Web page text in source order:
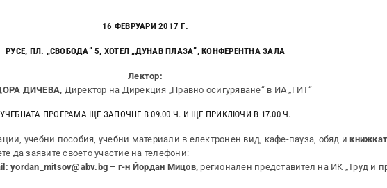
16 ФЕВРУАРИ 2017 Г.
РУСЕ, ПЛ. „СВОБОДА” 5, ХОТЕЛ „ДУНАВ ПЛАЗА”, КОНФЕРЕНТНА ЗАЛА
Лектор:
ДИЧЕВА, Директор на Дирекция „Правно осигуряване“ в ИА „ГИТ“
УЧЕБНАТА ПРОГРАМА ЩЕ ЗАПОЧНЕ В 09.00 Ч. И ЩЕ ПРИКЛЮЧИ В 17.00 Ч.
учебни пособия, учебни материали в електронен вид, кафе-пауза, обяд и
да заявите своето участие на телефони:
yordan_mitsov@abv.bg – г-н Йордан Мицов, регионален представител на ИК „Труд и